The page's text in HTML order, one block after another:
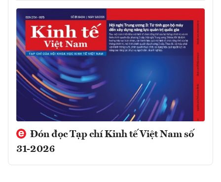
Đón đọc Tạp chí Kinh tế Việt Nam số
31-2026